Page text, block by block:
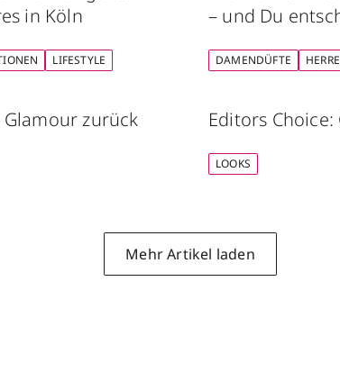
in Köln
LIFESTYLE
– und Du
DAMENDÜFTE
zurück Editors
LOOKS
Mehr Artikel laden